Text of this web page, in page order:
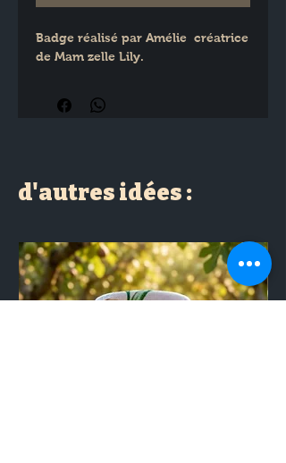
Badge réalisé par Amélie  créatrice
de Mam zelle Lily.
d'autres idées :